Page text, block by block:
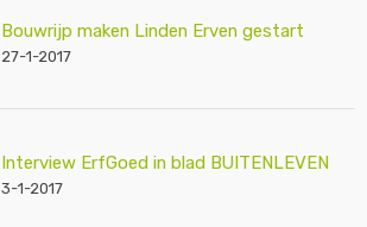
Bouwrijp maken Linden Erven gestart
27-1-2017
Interview ErfGoed in blad BUITENLEVEN
3-1-2017